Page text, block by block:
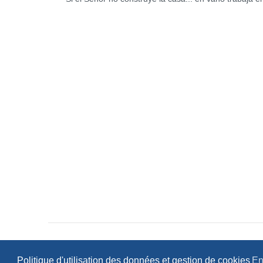
Politique d'utilisation des données et gestion de cookies